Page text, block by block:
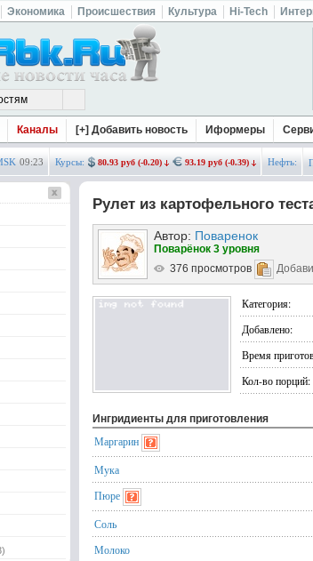
Экономика Происшествия Культура Hi-Tech
Каналы [+] Добавить новость Иформеры
09:23 Курсы: 80.93 руб (-0.20) 93.19 руб (-0.39) Нефть:
Рулет из картофельного
Автор: Поваренок
Поварёнок 3 уровня
376 просмотров
Категория:
Добавлено:
Время
Кол-во порций:
Ингридиенты для приготовления
Маргарин
Мука
Пюре
Соль
Молоко